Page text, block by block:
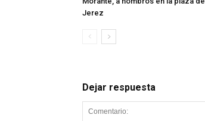
Jerez
Dejar respuesta